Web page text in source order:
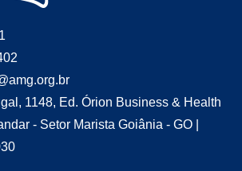
1148, Ed. Órion Business & Health
- Setor Marista Goiânia - GO |